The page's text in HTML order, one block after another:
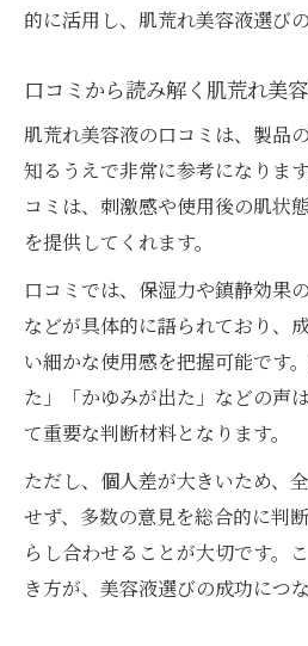
的に活用し、肌荒れ美容液選び
口コミから読み解く肌荒れ美
肌荒れ美容液の口コミは、製品
知るうえで非常に参考になりま
コミは、刺激感や使用後の肌状
を提供してくれます。
口コミでは、保湿力や鎮静効果
などが具体的に語られており、
い細かな使用感を把握可能です
た」「かゆみが出た」などの声
て重要な判断材料となります。
ただし、個人差が大きいため、
せず、多数の意見を総合的に判
らし合わせることが大切です。
き方が、美容液選びの成功につな